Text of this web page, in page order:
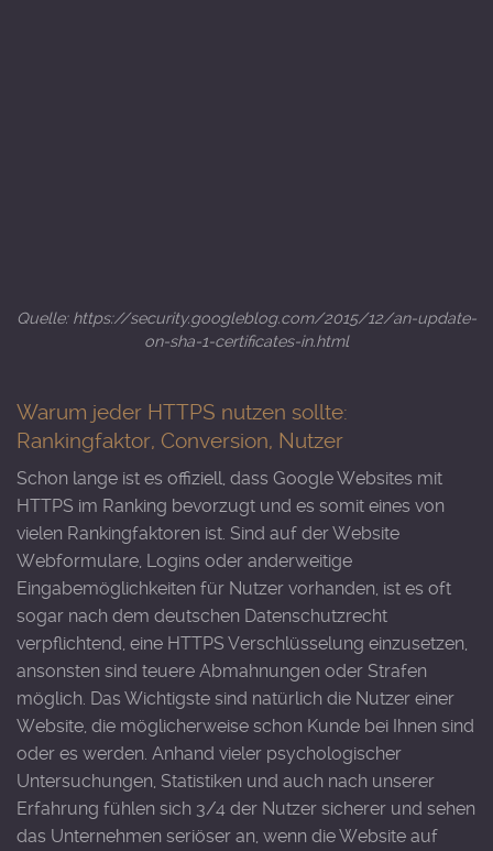
Quelle: https://security.googleblog.com/2015/12/an-update-
on-sha-1-certificates-in.html
Warum jeder HTTPS nutzen sollte:
Rankingfaktor, Conversion, Nutzer
Schon lange ist es offiziell, dass Google Websites mit
HTTPS im Ranking bevorzugt und es somit eines von
vielen Rankingfaktoren ist. Sind auf der Website
Webformulare, Logins oder anderweitige
Eingabemöglichkeiten für Nutzer vorhanden, ist es oft
sogar nach dem deutschen Datenschutzrecht
verpflichtend, eine HTTPS Verschlüsselung einzusetzen,
ansonsten sind teuere Abmahnungen oder Strafen
möglich. Das Wichtigste sind natürlich die Nutzer einer
Website, die möglicherweise schon Kunde bei Ihnen sind
oder es werden. Anhand vieler psychologischer
Untersuchungen, Statistiken und auch nach unserer
Erfahrung fühlen sich 3/4 der Nutzer sicherer und sehen
das Unternehmen seriöser an, wenn die Website auf